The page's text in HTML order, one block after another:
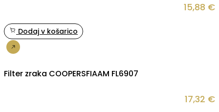
15,88 €
Dodaj v košarico
Filter zraka COOPERSFIAAM FL6907
17,32 €